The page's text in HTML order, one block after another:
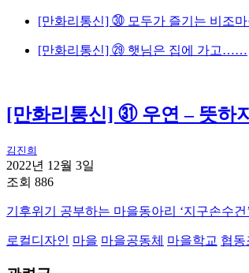
[만화리통신] ㉚ 모두가 즐기는 비조
[만화리통신] ㉙ 햇님은 집에 가고……
[만화리통신] ㉛ 우연 – 뜻하
김진희
2022년 12월 3일
조회 886
기후위기 공부하는 마을동아리 ‘지구손수
로컬디자인 마을 마을공동체 마을학교 협동